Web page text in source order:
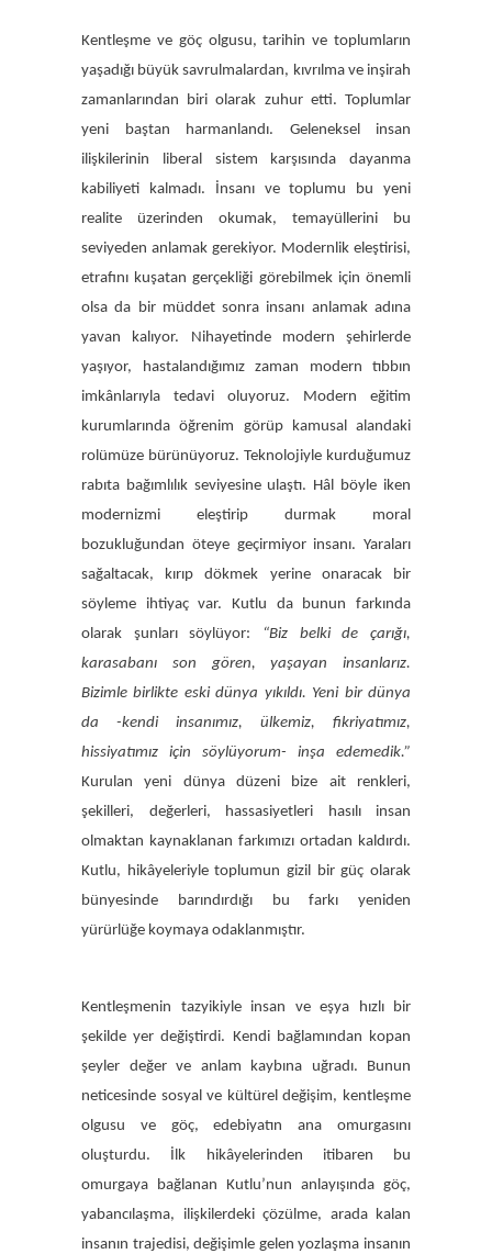
Kentleşme ve göç olgusu, tarihin ve toplumların
yaşadığı büyük savrulmalardan, kıvrılma ve inşirah
zamanlarından biri olarak zuhur etti. Toplumlar
yeni baştan harmanlandı. Geleneksel insan
ilişkilerinin liberal sistem karşısında dayanma
kabiliyeti kalmadı. İnsanı ve toplumu bu yeni
realite üzerinden okumak, temayüllerini bu
seviyeden anlamak gerekiyor. Modernlik eleştirisi,
etrafını kuşatan gerçekliği görebilmek için önemli
olsa da bir müddet sonra insanı anlamak adına
yavan kalıyor. Nihayetinde modern şehirlerde
yaşıyor, hastalandığımız zaman modern tıbbın
imkânlarıyla tedavi oluyoruz. Modern eğitim
kurumlarında öğrenim görüp kamusal alandaki
rolümüze bürünüyoruz. Teknolojiyle kurduğumuz
rabıta bağımlılık seviyesine ulaştı. Hâl böyle iken
modernizmi eleştirip durmak moral
bozukluğundan öteye geçirmiyor insanı. Yaraları
sağaltacak, kırıp dökmek yerine onaracak bir
söyleme ihtiyaç var. Kutlu da bunun farkında
olarak şunları söylüyor:
“Biz belki de çarığı,
karasabanı son gören, yaşayan insanlarız.
Bizimle birlikte eski dünya yıkıldı. Yeni bir dünya
da -kendi insanımız, ülkemiz, fikriyatımız,
hissiyatımız için söylüyorum- inşa edemedik.”
Kurulan yeni dünya düzeni bize ait renkleri,
şekilleri, değerleri, hassasiyetleri hasılı insan
olmaktan kaynaklanan farkımızı ortadan kaldırdı.
Kutlu, hikâyeleriyle toplumun gizil bir güç olarak
bünyesinde barındırdığı bu farkı yeniden
yürürlüğe koymaya odaklanmıştır.
Kentleşmenin tazyikiyle insan ve eşya hızlı bir
şekilde yer değiştirdi. Kendi bağlamından kopan
şeyler değer ve anlam kaybına uğradı. Bunun
neticesinde sosyal ve kültürel değişim, kentleşme
olgusu ve göç, edebiyatın ana omurgasını
oluşturdu. İlk hikâyelerinden itibaren bu
omurgaya bağlanan Kutlu’nun anlayışında göç,
yabancılaşma, ilişkilerdeki çözülme, arada kalan
insanın trajedisi, değişimle gelen yozlaşma insanın